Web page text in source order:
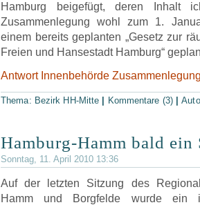
Hamburg beigefügt, deren Inhalt
Zusammenlegung wohl zum 1.
einem bereits geplanten „Gesetz zur
Freien und Hansestadt Hamburg“
Antwort Innenbehörde
Thema: Bezirk HH-Mitte Kommentare (3)|
Hamburg-Hamm bald ein
Sonntag, 11. April 2010 13:36
Auf der letzten Sitzung des
Hamm und Borgfelde wurde ein